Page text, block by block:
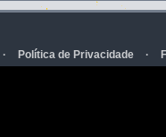
· Política de Privacidade ·